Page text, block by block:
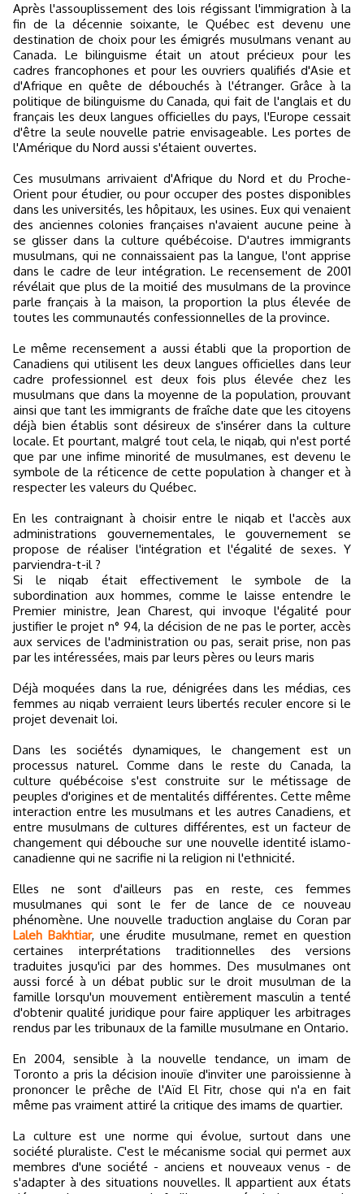
Après l'assouplissement des lois régissant l'immigration à la
fin de la décennie soixante, le Québec est devenu une
destination de choix pour les émigrés musulmans venant au
Canada. Le bilinguisme était un atout précieux pour les
cadres francophones et pour les ouvriers qualifiés d'Asie et
d'Afrique en quête de débouchés à l'étranger. Grâce à la
politique de bilinguisme du Canada, qui fait de l'anglais et du
français les deux langues officielles du pays, l'Europe cessait
d'être la seule nouvelle patrie envisageable. Les portes de
l'Amérique du Nord aussi s'étaient ouvertes.
Ces musulmans arrivaient d'Afrique du Nord et du Proche-
Orient pour étudier, ou pour occuper des postes disponibles
dans les universités, les hôpitaux, les usines. Eux qui venaient
des anciennes colonies françaises n'avaient aucune peine à
se glisser dans la culture québécoise. D'autres immigrants
musulmans, qui ne connaissaient pas la langue, l'ont apprise
dans le cadre de leur intégration. Le recensement de 2001
révélait que plus de la moitié des musulmans de la province
parle français à la maison, la proportion la plus élevée de
toutes les communautés confessionnelles de la province.
Le même recensement a aussi établi que la proportion de
Canadiens qui utilisent les deux langues officielles dans leur
cadre professionnel est deux fois plus élevée chez les
musulmans que dans la moyenne de la population, prouvant
ainsi que tant les immigrants de fraîche date que les citoyens
déjà bien établis sont désireux de s'insérer dans la culture
locale. Et pourtant, malgré tout cela, le niqab, qui n'est porté
que par une infime minorité de musulmanes, est devenu le
symbole de la réticence de cette population à changer et à
respecter les valeurs du Québec.
En les contraignant à choisir entre le niqab et l'accès aux
administrations gouvernementales, le gouvernement se
propose de réaliser l'intégration et l'égalité de sexes. Y
parviendra-t-il ?
Si le niqab était effectivement le symbole de la
subordination aux hommes, comme le laisse entendre le
Premier ministre, Jean Charest, qui invoque l'égalité pour
justifier le projet n° 94, la décision de ne pas le porter, accès
aux services de l'administration ou pas, serait prise, non pas
par les intéressées, mais par leurs pères ou leurs maris
Déjà moquées dans la rue, dénigrées dans les médias, ces
femmes au niqab verraient leurs libertés reculer encore si le
projet devenait loi.
Dans les sociétés dynamiques, le changement est un
processus naturel. Comme dans le reste du Canada, la
culture québécoise s'est construite sur le métissage de
peuples d'origines et de mentalités différentes. Cette même
interaction entre les musulmans et les autres Canadiens, et
entre musulmans de cultures différentes, est un facteur de
changement qui débouche sur une nouvelle identité islamo-
canadienne qui ne sacrifie ni la religion ni l'ethnicité.
Elles ne sont d'ailleurs pas en reste, ces femmes
musulmanes qui sont le fer de lance de ce nouveau
phénomène. Une nouvelle traduction anglaise du Coran par
Laleh Bakhtiar, une érudite musulmane, remet en question
certaines interprétations traditionnelles des versions
traduites jusqu'ici par des hommes. Des musulmanes ont
aussi forcé à un débat public sur le droit musulman de la
famille lorsqu'un mouvement entièrement masculin a tenté
d'obtenir qualité juridique pour faire appliquer les arbitrages
rendus par les tribunaux de la famille musulmane en Ontario.
En 2004, sensible à la nouvelle tendance, un imam de
Toronto a pris la décision inouïe d'inviter une paroissienne à
prononcer le prêche de l'Aïd El Fitr, chose qui n'a en fait
même pas vraiment attiré la critique des imams de quartier.
La culture est une norme qui évolue, surtout dans une
société pluraliste. C'est le mécanisme social qui permet aux
membres d'une société - anciens et nouveaux venus - de
s'adapter à des situations nouvelles. Il appartient aux états